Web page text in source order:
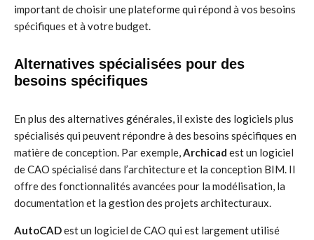
important de choisir une plateforme qui répond à vos besoins
spécifiques et à votre budget.
Alternatives spécialisées pour des
besoins spécifiques
En plus des alternatives générales, il existe des logiciels plus
spécialisés qui peuvent répondre à des besoins spécifiques en
matière de conception. Par exemple,Archicad est un logiciel
de CAO spécialisé dans l’architecture et la conception BIM. Il
offre des fonctionnalités avancées pour la modélisation, la
documentation et la gestion des projets architecturaux.
AutoCADest un logiciel de CAO qui est largement utilisé